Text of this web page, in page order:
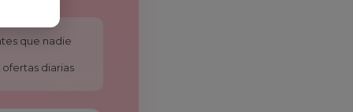
que nadie
ofertas diarias